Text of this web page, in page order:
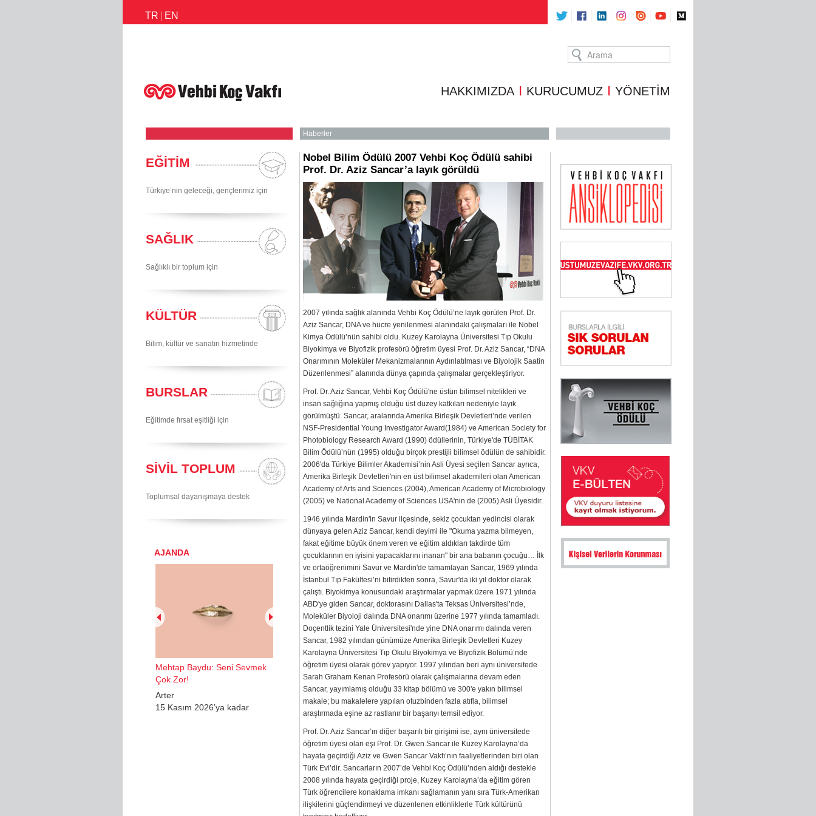
TR EN
HAKKIMIZDA KURUCUMUZ YÖNETİM
EĞİTİM
Türkiye’nin geleceği, gençlerimiz için
SAĞLIK
Sağlıklı bir toplum için
KÜLTÜR
Bilim, kültür ve sanatın hizmetinde
BURSLAR
Eğitimde fırsat eşitliği için
SİVİL TOPLUM
Toplumsal dayanışmaya destek
AJANDA
Mehtap Baydu: Seni Sevmek
Çok Zor!
Arter
15 Kasım 2026’ya kadar
Haberler
Nobel Bilim Ödülü 2007 Vehbi Koç Ödülü sahibi
Prof. Dr. Aziz Sancar’a layık görüldü
2007 yılında sağlık alanında Vehbi Koç Ödülü’ne layık görülen Prof. Dr.
Aziz Sancar, DNA ve hücre yenilenmesi alanındaki çalışmaları ile Nobel
Kimya Ödülü’nün sahibi oldu. Kuzey Karolayna Üniversitesi Tıp Okulu
Biyokimya ve Biyofizik profesörü öğretim üyesi Prof. Dr. Aziz Sancar, “DNA
Onarımının Moleküler Mekanizmalarının Aydınlatılması ve Biyolojik Saatin
Düzenlenmesi” alanında dünya çapında çalışmalar gerçekleştiriyor.
Prof. Dr. Aziz Sancar, Vehbi Koç Ödülü'ne üstün bilimsel nitelikleri ve
insan sağlığına yapmış olduğu üst düzey katkıları nedeniyle layık
görülmüştü. Sancar, aralarında Amerika Birleşik Devletleri’nde verilen
NSF-Presidential Young Investigator Award(1984) ve American Society for
Photobiology Research Award (1990) ödüllerinin, Türkiye'de TÜBİTAK
Bilim Ödülü’nün (1995) olduğu birçok prestijli bilimsel ödülün de sahibidir.
2006'da Türkiye Bilimler Akademisi’nin Asli Üyesi seçilen Sancar ayrıca,
Amerika Birleşik Devletleri'nin en üst bilimsel akademileri olan American
Academy of Arts and Sciences (2004), American Academy of Microbiology
(2005) ve National Academy of Sciences USA'nin de (2005) Asli Üyesidir.
1946 yılında Mardin'in Savur ilçesinde, sekiz çocuktan yedincisi olarak
dünyaya gelen Aziz Sancar, kendi deyimi ile "Okuma yazma bilmeyen,
fakat eğitime büyük önem veren ve eğitim aldıkları takdirde tüm
çocuklarının en iyisini yapacaklarını inanan" bir ana babanın çocuğu… İlk
ve ortaöğrenimini Savur ve Mardin'de tamamlayan Sancar, 1969 yılında
İstanbul Tıp Fakültesi’ni bitirdikten sonra, Savur'da iki yıl doktor olarak
çalıştı. Biyokimya konusundaki araştırmalar yapmak üzere 1971 yılında
ABD'ye giden Sancar, doktorasını Dallas'ta Teksas Üniversitesi’nde,
Moleküler Biyoloji dalında DNA onarımı üzerine 1977 yılında tamamladı.
Doçentlik tezini Yale Üniversitesi'nde yine DNA onarımı dalında veren
Sancar, 1982 yılından günümüze Amerika Birleşik Devletleri Kuzey
Karolayna Üniversitesi Tıp Okulu Biyokimya ve Biyofizik Bölümü’nde
öğretim üyesi olarak görev yapıyor. 1997 yılından beri aynı üniversitede
Sarah Graham Kenan Profesörü olarak çalışmalarına devam eden
Sancar, yayımlamış olduğu 33 kitap bölümü ve 300'e yakın bilimsel
makale; bu makalelere yapılan otuzbinden fazla atıfla, bilimsel
araştırmada eşine az rastlanır bir başarıyı temsil ediyor.
Prof. Dr. Aziz Sancar’ın diğer başarılı bir girişimi ise, aynı üniversitede
öğretim üyesi olan eşi Prof. Dr. Gwen Sancar ile Kuzey Karolayna’da
hayata geçirdiği Aziz ve Gwen Sancar Vakfı’nın faaliyetlerinden biri olan
Türk Evi’dir. Sancarların 2007’de Vehbi Koç Ödülü’nden aldığı destekle
2008 yılında hayata geçirdiği proje, Kuzey Karolayna’da eğitim gören
Türk öğrencilere konaklama imkanı sağlamanın yanı sıra Türk-Amerikan
ilişkilerini güçlendirmeyi ve düzenlenen etkinliklerle Türk kültürünü